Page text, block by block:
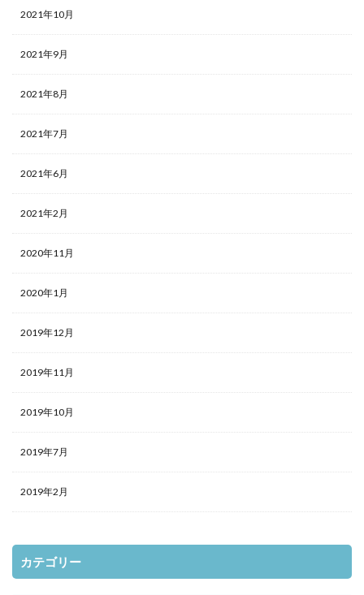
2021年10月
2021年9月
2021年8月
2021年7月
2021年6月
2021年2月
2020年11月
2020年1月
2019年12月
2019年11月
2019年10月
2019年7月
2019年2月
カテゴリー